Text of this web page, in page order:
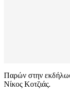
Παρών στην
Νίκος Κοτζιάς.